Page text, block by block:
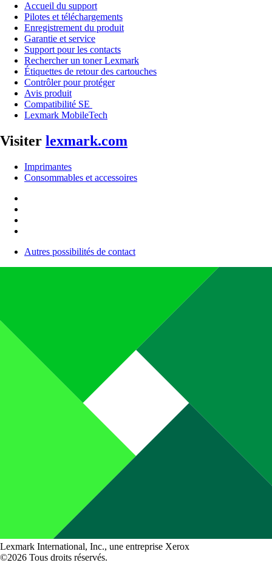
Accueil du support
Pilotes et téléchargements
Enregistrement du produit
Garantie et service
Support pour les contacts
Rechercher un toner Lexmark
Étiquettes de retour des cartouches
Contrôler pour protéger
Avis produit
Compatibilité SE
Lexmark MobileTech
Visiter lexmark.com
Imprimantes
Consommables et accessoires
Autres possibilités de contact
Lexmark International, Inc., une entreprise Xerox
©2026 Tous droits réservés.